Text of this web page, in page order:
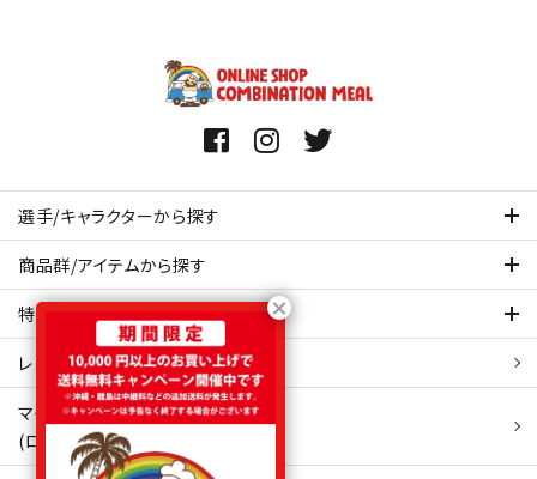
選手/キャラクターから探す
商品群/アイテムから探す
特集ページを見てみる
レビュー・口コミ 一覧ページ
マイアカウント
(ログイン/新規会員登録)